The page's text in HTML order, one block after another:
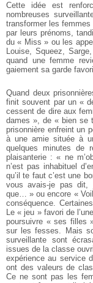
Cette idée est
nombreuses
transformer les
par leurs prénoms,
du « Miss » ou les
Louise, Squeez,
quand une femme
gaiement sa garde
Quand deux
finit souvent par un «
cessent de dire aux
dames », de « bien se
prisonnière enfreint un
à une amie située à
quelques minutes de
plaisanterie : « ne
n’est pas inhabituel
qu’il te faut c’est une
vous avais-je pas
que… » ou encore «
conséquence.
Le « jeu » favori de
poursuivre « ses filles
sur les fesses.
Mais
surveillante sont
issues de la classe
expérience au service
ont des valeurs de
Ce ne sont pas les